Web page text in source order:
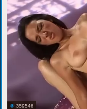
359546